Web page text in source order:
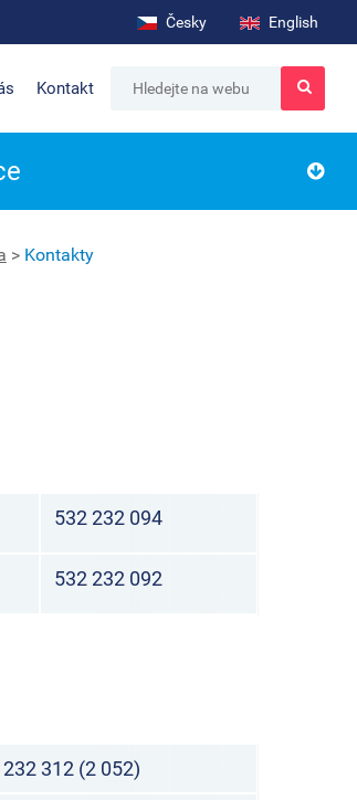
Česky English
Kontakt
> Kontakty
532 232 094
532 232 092
312 (2 052)